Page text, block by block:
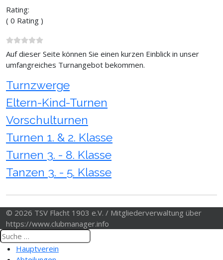
Rating:
( 0 Rating )
Auf dieser Seite können Sie einen kurzen Einblick in unser
umfangreiches Turnangebot bekommen.
Turnzwerge
Eltern-Kind-Turnen
Vorschulturnen
Turnen 1. & 2. Klasse
Turnen 3. - 8. Klasse
Tanzen 3. - 5. Klasse
© 2026 TSV Flacht 1903 e.V. / Mitgliederverwaltung über
https://www.clubmanager.info
Hauptverein